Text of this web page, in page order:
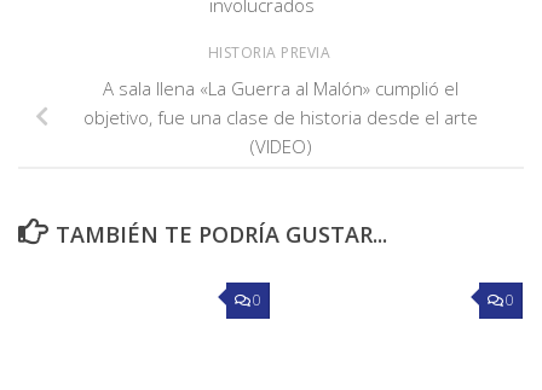
HISTORIA PREVIA
A sala llena «La Guerra al Malón» cumplió el
objetivo, fue una clase de historia desde el arte
(VIDEO)
TAMBIÉN TE PODRÍA GUSTAR...
0 0